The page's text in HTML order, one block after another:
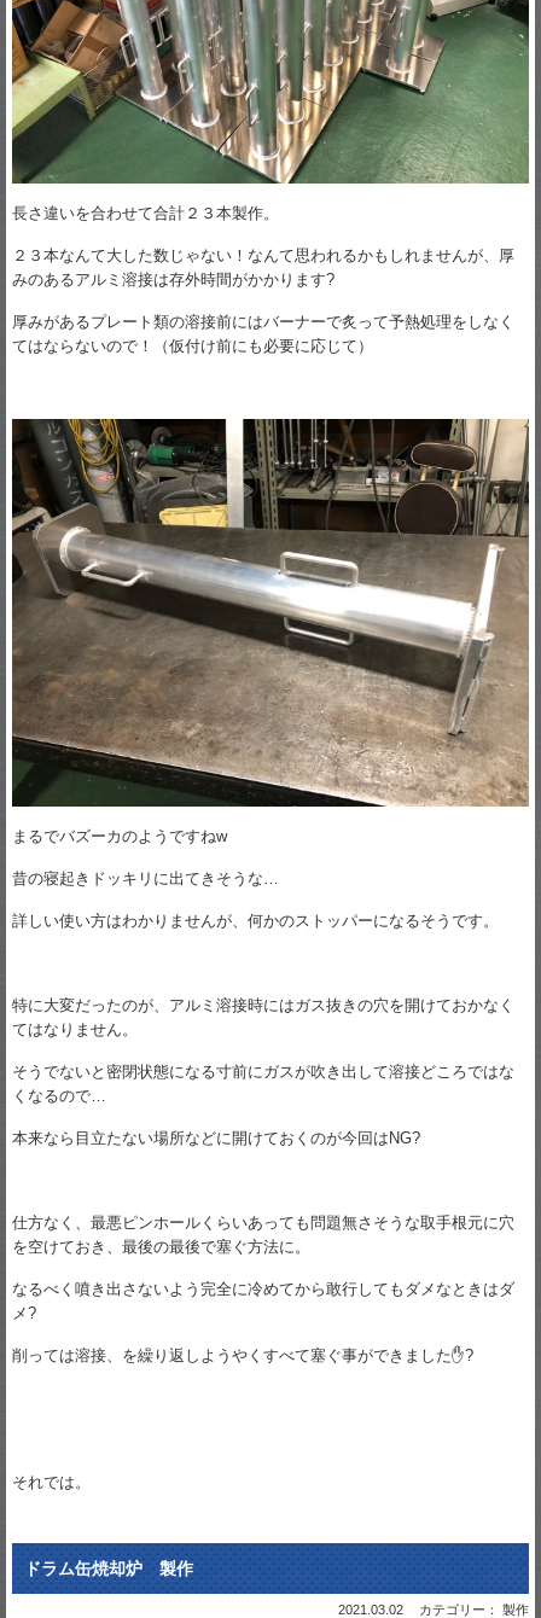
長さ違いを合わせて合計２３本製作。
２３本なんて大した数じゃない！なんて思われるかもしれませんが、厚
みのあるアルミ溶接は存外時間がかかります?
厚みがあるプレート類の溶接前にはバーナーで炙って予熱処理をしなく
てはならないので！（仮付け前にも必要に応じて）
まるでバズーカのようですねw
昔の寝起きドッキリに出てきそうな…
詳しい使い方はわかりませんが、何かのストッパーになるそうです。
特に大変だったのが、アルミ溶接時にはガス抜きの穴を開けておかなく
てはなりません。
そうでないと密閉状態になる寸前にガスが吹き出して溶接どころではな
くなるので…
本来なら目立たない場所などに開けておくのが今回はNG?
仕方なく、最悪ピンホールくらいあっても問題無さそうな取手根元に穴
を空けておき、最後の最後で塞ぐ方法に。
なるべく噴き出さないよう完全に冷めてから敢行してもダメなときはダ
メ?
削っては溶接、を繰り返しようやくすべて塞ぐ事ができました✋?
それでは。
ドラム缶焼却炉 製作
2021.03.02 カテゴリー： 製作